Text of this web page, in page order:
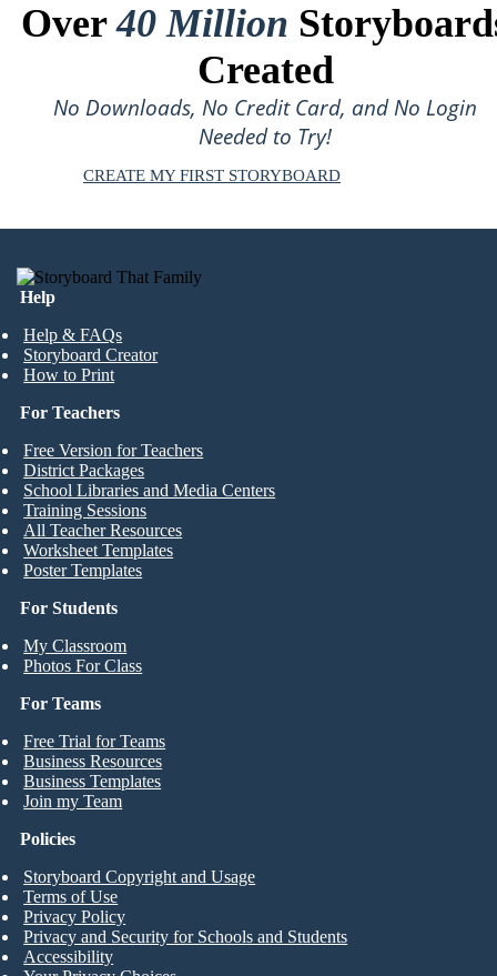
Over40 Million
Created
No Downloads, No Credit Card, and No Login
Needed to Try!
CREATE MY FIRST STORYBOARD
Help
Help & FAQs
Storyboard Creator
How to Print
For Students
My Classroom
Photos For Class
For Teachers
Free Version for Teachers
District Packages
School Libraries and Media Centers
Training Sessions
All Teacher Resources
Worksheet Templates
Poster Templates
For Teams
Free Trial for Teams
Business Resources
Business Templates
Join my Team
Policies
Storyboard Copyright and Usage
Terms of Use
Privacy Policy
Privacy and Security for Schools and Students
Accessibility